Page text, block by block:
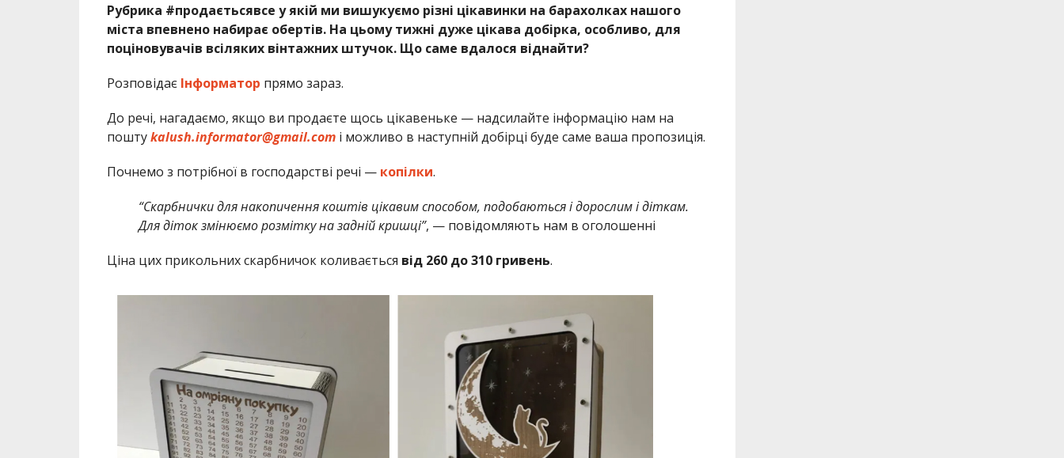
Рубрика #продаєтьсявсе у якій ми вишукуємо різні цікавинки на барахолках нашого
міста впевнено набирає обертів. На цьому тижні дуже цікава добірка, особливо, для
поціновувачів всіляких вінтажних штучок. Що саме вдалося віднайти?
Розповідає Інформатор прямо зараз.
До речі, нагадаємо, якщо ви продаєте щось цікавеньке — надсилайте інформацію нам на
поштуkalush.informator@gmail.comі можливо в наступній добірці буде саме ваша пропозиція.
Почнемо з потрібної в господарстві речі — копілки.
“Скарбнички для накопичення коштів цікавим способом, подобаються і дорослим і діткам.
Для діток змінюємо розмітку на задній кришці”, — повідомляють нам в оголошенні
Ціна цих прикольних скарбничок коливається від 260 до 310 гривень.